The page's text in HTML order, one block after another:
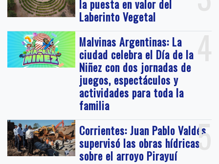
la puesta en valor del
Laberinto Vegetal
4
Malvinas Argentinas: La
ciudad celebra el Día de la
Niñez con dos jornadas de
juegos, espectáculos y
actividades para toda la
familia
5
Corrientes: Juan Pablo Valdés
supervisó las obras hídricas
sobre el arroyo Pirayuí